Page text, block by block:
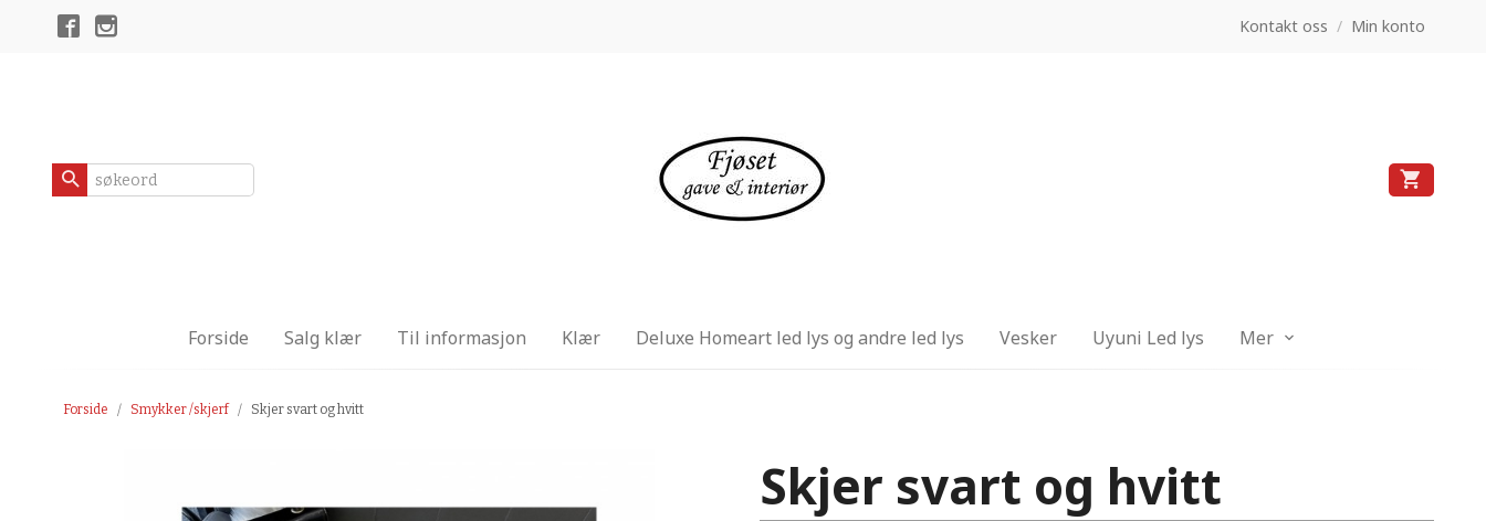
Kontakt oss / Min konto
Forside Salg klær Til informasjon Klær Deluxe Homeart led lys og andre led lys Vesker Uyuni Led lys Mer
Forside Smykker /skjerf Skjer svart og hvitt
Skjer svart og hvitt